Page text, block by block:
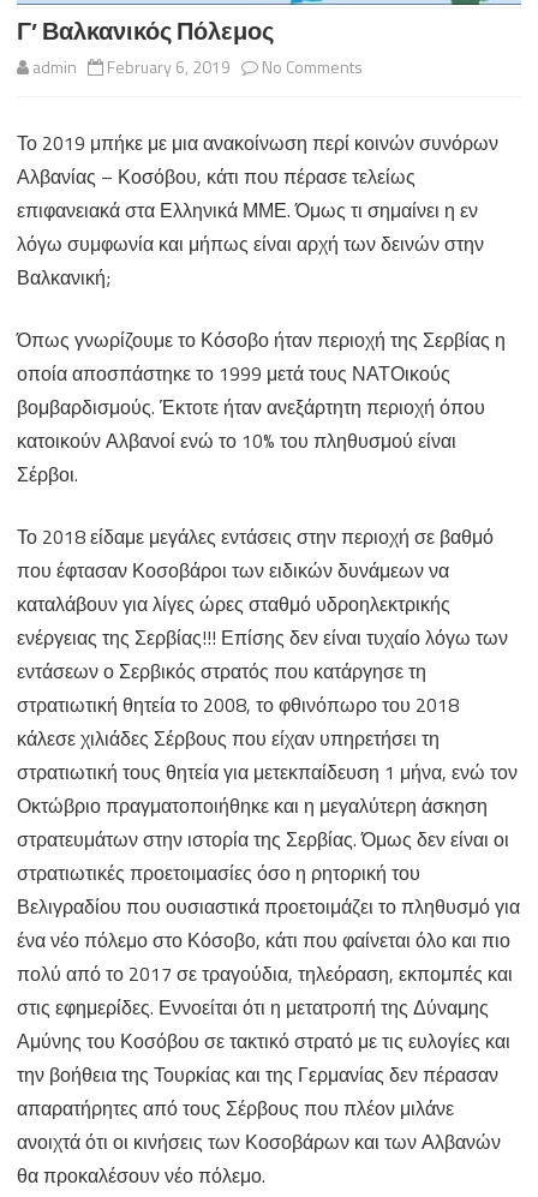
Γ’ Βαλκανικός Πόλεμος
admin February 6, 2019 No Comments
Βαλκανικός
Πόλεμος
Το 2019 μπήκε με μια ανακοίνωση περί κοινών συνόρων
Αλβανίας – Κοσόβου, κάτι που πέρασε τελείως
επιφανειακά στα Ελληνικά ΜΜΕ. Όμως τι σημαίνει η εν
λόγω συμφωνία και μήπως είναι αρχή των δεινών στην
Βαλκανική;
Όπως γνωρίζουμε το Κόσοβο ήταν περιοχή της Σερβίας η
οποία αποσπάστηκε το 1999 μετά τους ΝΑΤΟικούς
βομβαρδισμούς. Έκτοτε ήταν ανεξάρτητη περιοχή όπου
κατοικούν Αλβανοί ενώ το 10% του πληθυσμού είναι
Σέρβοι.
Το 2018 είδαμε μεγάλες εντάσεις στην περιοχή σε βαθμό
που έφτασαν Κοσοβάροι των ειδικών δυνάμεων να
καταλάβουν για λίγες ώρες σταθμό υδροηλεκτρικής
ενέργειας της Σερβίας!!! Επίσης δεν είναι τυχαίο λόγω των
εντάσεων ο Σερβικός στρατός που κατάργησε τη
στρατιωτική θητεία το 2008, το φθινόπωρο του 2018
κάλεσε χιλιάδες Σέρβους που είχαν υπηρετήσει τη
στρατιωτική τους θητεία για μετεκπαίδευση 1 μήνα, ενώ τον
Οκτώβριο πραγματοποιήθηκε και η μεγαλύτερη άσκηση
στρατευμάτων στην ιστορία της Σερβίας. Όμως δεν είναι οι
στρατιωτικές προετοιμασίες όσο η ρητορική του
Βελιγραδίου που ουσιαστικά προετοιμάζει το πληθυσμό για
ένα νέο πόλεμο στο Κόσοβο, κάτι που φαίνεται όλο και πιο
πολύ από το 2017 σε τραγούδια, τηλεόραση, εκπομπές και
στις εφημερίδες. Εννοείται ότι η μετατροπή της Δύναμης
Αμύνης του Κοσόβου σε τακτικό στρατό με τις ευλογίες και
την βοήθεια της Τουρκίας και της Γερμανίας δεν πέρασαν
απαρατήρητες από τους Σέρβους που πλέον μιλάνε
ανοιχτά ότι οι κινήσεις των Κοσοβάρων και των Αλβανών
θα προκαλέσουν νέο πόλεμο.